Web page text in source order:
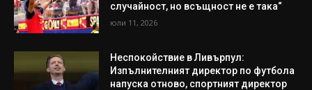
случайност, но всъщност не е така“
юли 11, 2026
Неспокойствие в Ливърпул:
Изпълнителният директор по футбола
напуска отново, спортният директор